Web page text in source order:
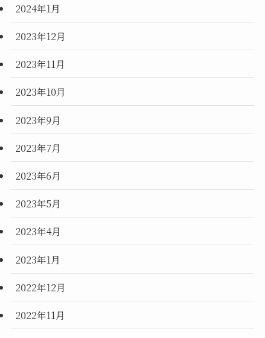
2024年1月
2023年12月
2023年11月
2023年10月
2023年9月
2023年7月
2023年6月
2023年5月
2023年4月
2023年1月
2022年12月
2022年11月